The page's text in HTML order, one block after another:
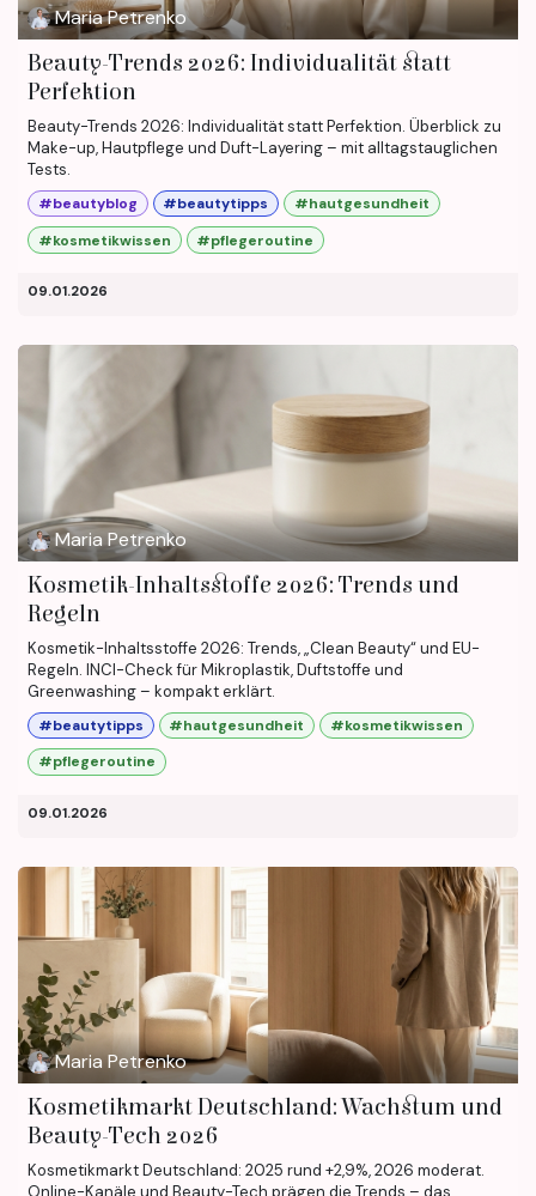
Maria Petrenko
Beauty-Trends 2026: Individualität statt
Perfektion
Beauty-Trends 2026: Individualität statt Perfektion. Überblick zu
Make-up, Hautpflege und Duft-Layering – mit alltagstauglichen
Tests.
#beautyblog #beautytipps
#hautgesundheit
#kosmetikwissen
#pflegeroutine
09.01.2026
Maria Petrenko
Kosmetik-Inhaltsstoffe 2026: Trends und
Regeln
Kosmetik-Inhaltsstoffe 2026: Trends, „Clean Beauty“ und EU-
Regeln. INCI-Check für Mikroplastik, Duftstoffe und
Greenwashing – kompakt erklärt.
#beautytipps #hautgesundheit
#kosmetikwissen
#pflegeroutine
09.01.2026
Maria Petrenko
Kosmetikmarkt Deutschland: Wachstum und
Beauty-Tech 2026
Kosmetikmarkt Deutschland: 2025 rund +2,9%, 2026 moderat.
Online-Kanäle und Beauty-Tech prägen die Trends – das